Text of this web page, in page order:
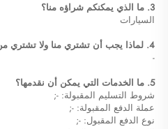
3. ما الذي يمكنكم شراؤه منا؟
السيارات
4. لماذا يجب أن تشتري منا ولا تشتري من موردين آخرين؟
-
5. ما الخدمات التي يمكن أن نقدمها؟
شروط التسليم المقبولة: -;
عملة الدفع المقبولة: -;
نوع الدفع المقبول: -;